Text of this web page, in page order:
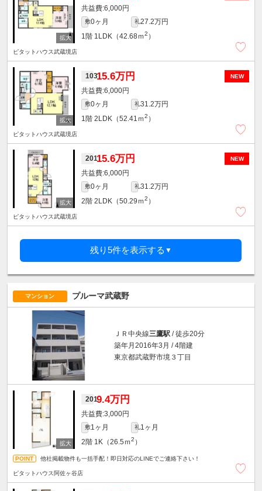
6,000円
敷0ヶ月 礼27.2万円
1階 1LDK（42.68ｍ2 ）
ピタットハウス武蔵境店
NEW
10315.6万円
6,000円
敷0ヶ月 礼31.2万円
1階 2LDK（52.41ｍ2 ）
ピタットハウス武蔵境店
NEW
20115.6万円
6,000円
敷0ヶ月 礼31.2万円
2階 2LDK（50.29ｍ2 ）
ピタットハウス武蔵境店
残り5件を表示する ▼
マンション プルーマ武蔵野
ＪＲ中央線三鷹駅 / 徒歩20分
築年月2016年3月 / 4階建
東京都武蔵野市境３丁目
2019.4万円
3,000円
敷1ヶ月 礼1ヶ月
2階 1K（26.5ｍ2 ）
他社掲載物件も一括手配！即日対応のLINEでご連絡下さい！
ピタットハウス阿佐ヶ谷店